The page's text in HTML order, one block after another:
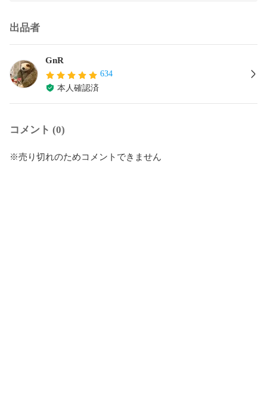
出品者
GnR
634
本人確認済
コメント (0)
※売り切れのためコメントできません